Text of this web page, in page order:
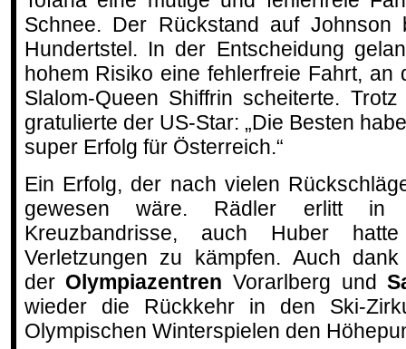
Schnee. Der Rückstand auf Johnson
Hundertstel. In der Entscheidung
hohem Risiko eine fehlerfreie Fahrt, an
Slalom-Queen Shiffrin scheiterte.
gratulierte der US-Star: „Die Besten
super Erfolg für Österreich.“
Ein Erfolg, der nach vielen
gewesen wäre. Rädler erlitt in
Kreuzbandrisse, auch Huber
Verletzungen zu kämpfen. Auch
der Olympiazentren Vorarlberg und
wieder die Rückkehr in den Ski-
Olympischen Winterspielen den